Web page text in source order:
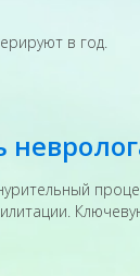
в год.